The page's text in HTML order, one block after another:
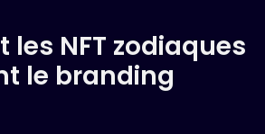
NFT zodiaques
le branding